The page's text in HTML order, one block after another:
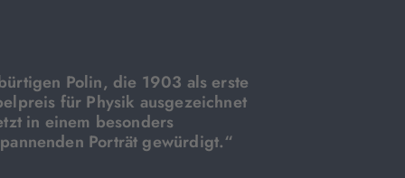
Polin, die 1903 als erste
für Physik ausgezeichnet
in einem besonders
Porträt gewürdigt.“